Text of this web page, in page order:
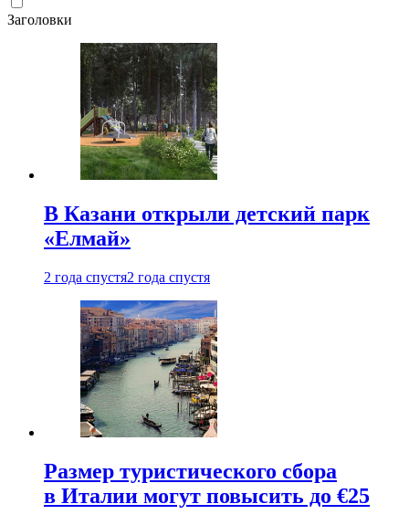
Заголовки
В Казани открыли детский парк
«Елмай»
2 года спустя2 года спустя
Размер туристического сбора
в Италии могут повысить до €25